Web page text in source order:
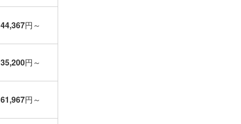
44,367円～
35,200円～
61,967円～